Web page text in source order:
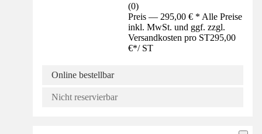
(0)
Preis — 295,00 € * Alle Preise
inkl. MwSt. und ggf. zzgl.
Versandkosten pro ST295,00
€*/ ST
Online bestellbar
Nicht reservierbar